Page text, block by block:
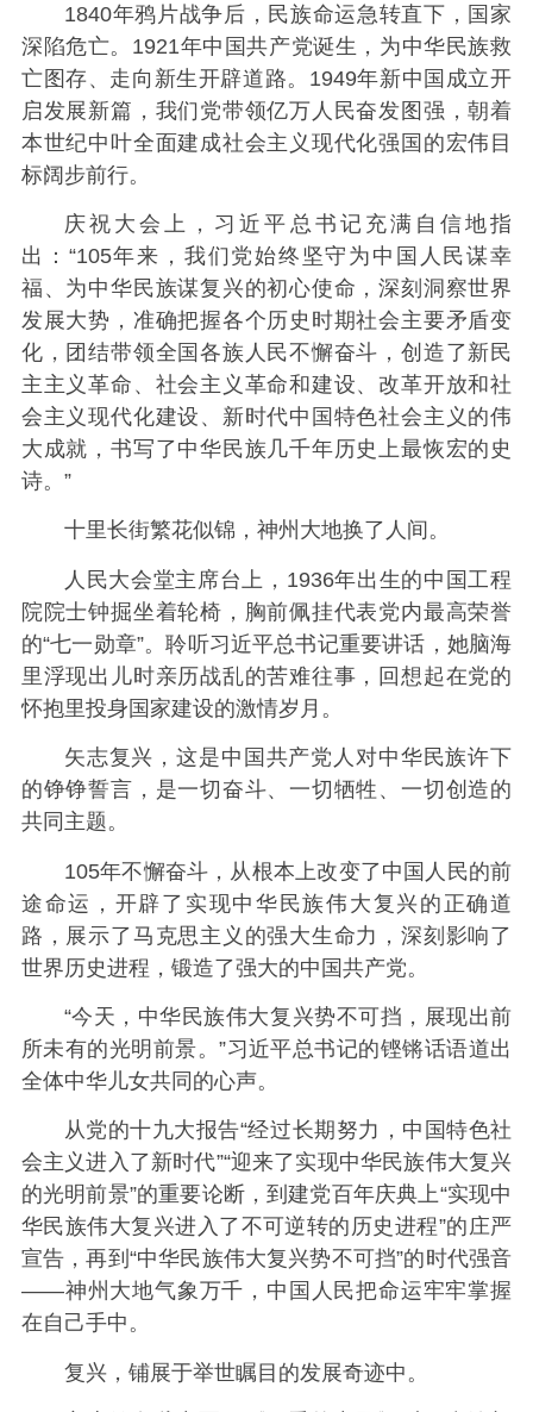
1840年鸦片战争后，民族命运急转直下，国家
深陷危亡。1921年中国共产党诞生，为中华民族救
亡图存、走向新生开辟道路。1949年新中国成立开
启发展新篇，我们党带领亿万人民奋发图强，朝着
本世纪中叶全面建成社会主义现代化强国的宏伟目
标阔步前行。
庆祝大会上，习近平总书记充满自信地指
出：“105年来，我们党始终坚守为中国人民谋幸
福、为中华民族谋复兴的初心使命，深刻洞察世界
发展大势，准确把握各个历史时期社会主要矛盾变
化，团结带领全国各族人民不懈奋斗，创造了新民
主主义革命、社会主义革命和建设、改革开放和社
会主义现代化建设、新时代中国特色社会主义的伟
大成就，书写了中华民族几千年历史上最恢宏的史
诗。”
十里长街繁花似锦，神州大地换了人间。
人民大会堂主席台上，1936年出生的中国工程
院院士钟掘坐着轮椅，胸前佩挂代表党内最高荣誉
的“七一勋章”。聆听习近平总书记重要讲话，她脑海
里浮现出儿时亲历战乱的苦难往事，回想起在党的
怀抱里投身国家建设的激情岁月。
矢志复兴，这是中国共产党人对中华民族许下
的铮铮誓言，是一切奋斗、一切牺牲、一切创造的
共同主题。
105年不懈奋斗，从根本上改变了中国人民的前
途命运，开辟了实现中华民族伟大复兴的正确道
路，展示了马克思主义的强大生命力，深刻影响了
世界历史进程，锻造了强大的中国共产党。
“今天，中华民族伟大复兴势不可挡，展现出前
所未有的光明前景。”习近平总书记的铿锵话语道出
全体中华儿女共同的心声。
从党的十九大报告“经过长期努力，中国特色社
会主义进入了新时代”“迎来了实现中华民族伟大复兴
的光明前景”的重要论断，到建党百年庆典上“实现中
华民族伟大复兴进入了不可逆转的历史进程”的庄严
宣告，再到“中华民族伟大复兴势不可挡”的时代强音
——神州大地气象万千，中国人民把命运牢牢掌握
在自己手中。
复兴，铺展于举世瞩目的发展奇迹中。